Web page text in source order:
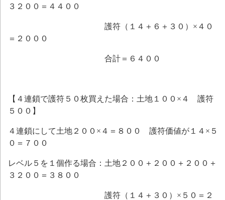
３２００＝４４００
護符（１４＋６＋３０）×４０
＝２０００
合計＝６４００
【４連鎖で護符５０枚買えた場合：土地１００×４ 護符
５００】
４連鎖にして土地２００×４＝８００ 護符価値が１４×５
０＝７００
レベル５を１個作る場合：土地２００＋２００＋２００＋
３２００＝３８００
護符（１４＋３０）×５０＝２